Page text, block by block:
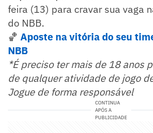
feira (13) para cravar sua vaga
do NBB.
🏀 Aposte na vitória do seu
NBB
*É preciso ter mais de 18 anos
de qualquer atividade de jogo
Jogue de forma responsável
CONTINUA
APÓS A
PUBLICIDADE